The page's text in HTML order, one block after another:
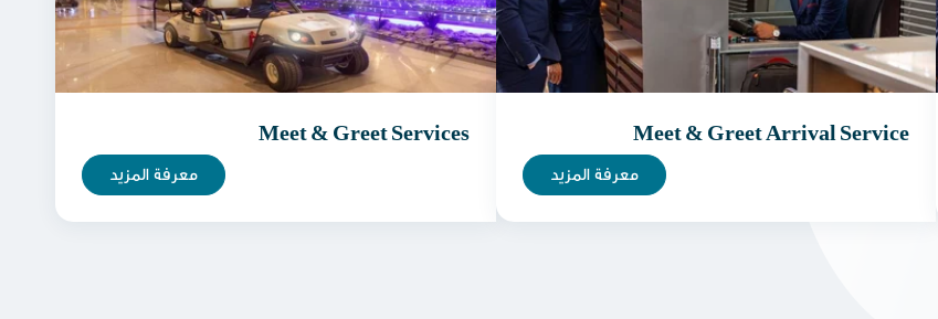
Meet & Greet Services
معرفة المزيد
Meet & Greet Arrival Service
معرفة المزيد